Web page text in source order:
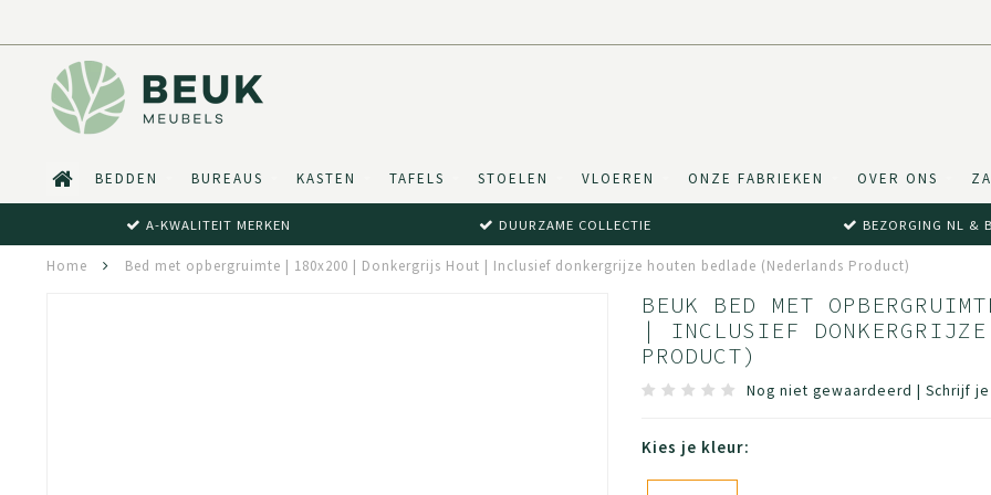
BEDDEN BUREAUS KASTEN TAFELS STOELEN VLOEREN ONZE FABRIEKEN OVER ONS
A-KWALITEIT MERKEN DUURZAME COLLECTIE BEZORGING NL &
Home Bed met opbergruimte | 180x200 | Donkergrijs Hout | Inclusief donkergrijze houten bedlade (Nederlands Product)
BEUK BED MET
| INCLUSIEF DONKERGRIJZE
PRODUCT)
Nog niet gewaardeerd | Schrijf
Kies je kleur: